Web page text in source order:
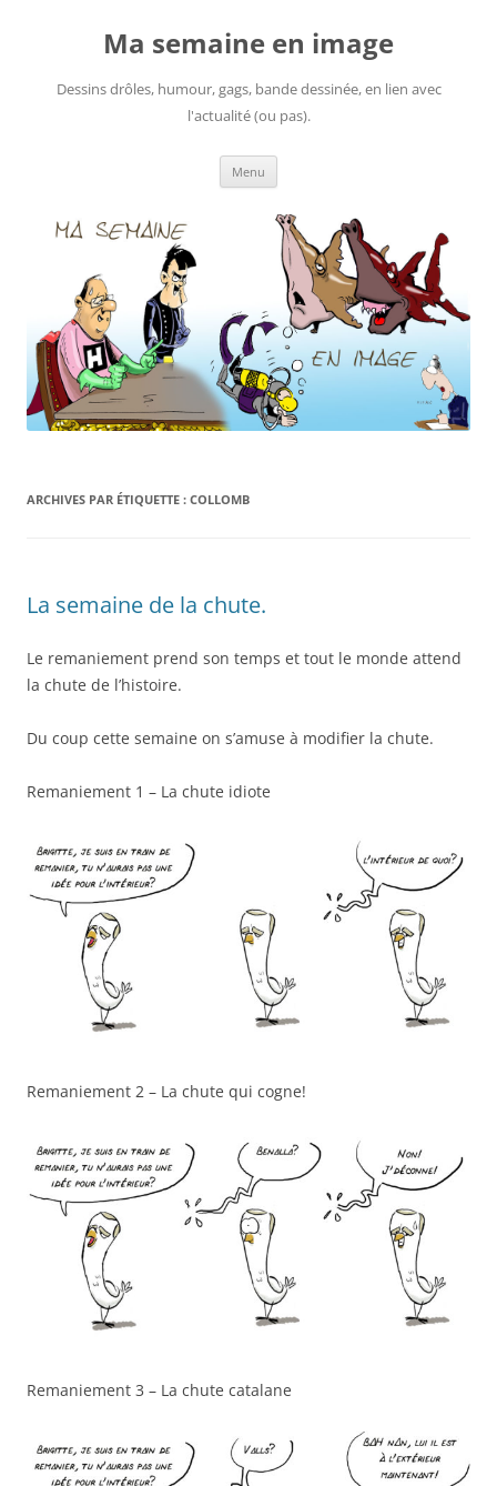
Ma semaine en image
Dessins drôles, humour, gags, bande dessinée, en lien avec
l'actualité (ou pas).
Menu
ARCHIVES PAR ÉTIQUETTE : COLLOMB
La semaine de la chute.
Le remaniement prend son temps et tout le monde attend
la chute de l’histoire.
Du coup cette semaine on s’amuse à modifier la chute.
Remaniement 1 – La chute idiote
Remaniement 2 – La chute qui cogne!
Remaniement 3 – La chute catalane